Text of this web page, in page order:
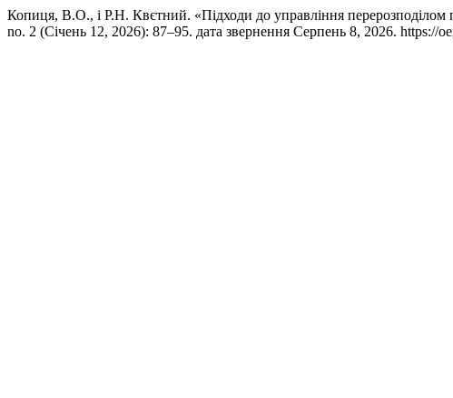
Копиця, В.О., і Р.Н. Квєтний. «Підходи до управління перерозподілом
no. 2 (Січень 12, 2026): 87–95. дата звернення Серпень 8, 2026. https://